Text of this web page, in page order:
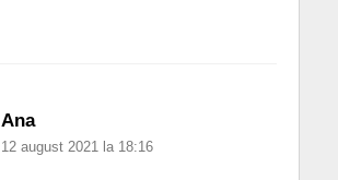
Ana
12 august 2021 la 18:16